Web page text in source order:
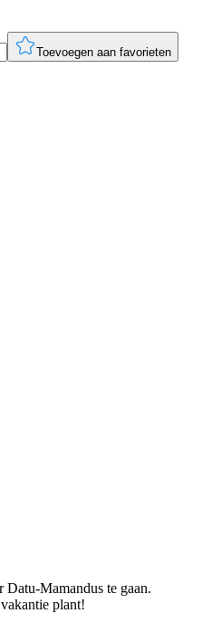
Toevoegen aan favorieten
Datu-Mamandus te gaan.
plant!